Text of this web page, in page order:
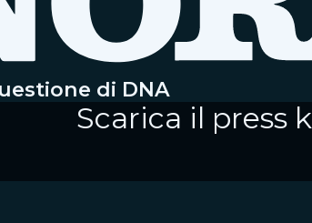
di DNA
Scarica il press